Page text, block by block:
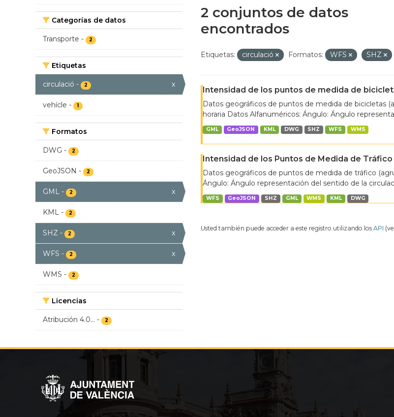
Categorías de datos
Transporte - 2
Etiquetas
circulació - 2 x
vehícle - 1
Formatos
DWG - 2
GeoJSON - 2
GML - 2 x
KML - 2
SHZ - 2 x
WFS - 2 x
WMS - 2
Licencias
Atribución 4.0... - 2
2 conjuntos de datos
encontrados
Etiquetas: circulació Formatos: WFS SHZ
Intensidad de los puntos de medida de
Datos geográficos de puntos de medida de bicicletas
horaria Datos Alfanuméricos: Ángulo: Ángulo
GML GeoJSON KML DWG SHZ WFS WMS
Intensidad de los Puntos de Medida de
Datos geográficos de puntos de medida de tráfico
Ángulo: Ángulo representación del sentido de la
WFS GeoJSON SHZ GML WMS KML DWG
Usted también puede acceder a este registro utilizando los API